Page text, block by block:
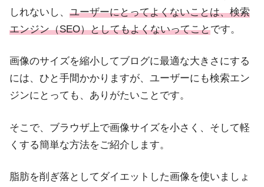
しれないし、 ユーザーにとってよくないことは、検索
エンジン（SEO）としてもよくないってことです。
画像のサイズを縮小してブログに最適な大きさにする
には、ひと手間かかりますが、ユーザーにも検索エン
ジンにとっても、ありがたいことです。
そこで、ブラウザ上で画像サイズを小さく、そして軽
くする簡単な方法をご紹介します。
脂肪を削ぎ落としてダイエットした画像を使いましょ